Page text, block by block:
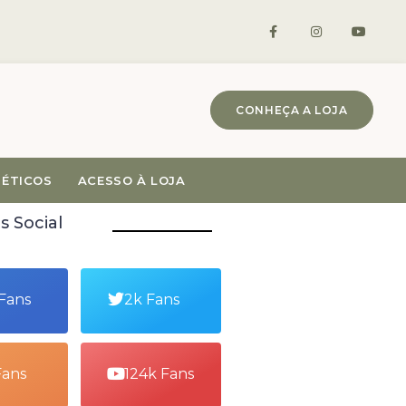
CONHEÇA A LOJA
ACESSO À LOJA
Social
2k Fans
124k Fans